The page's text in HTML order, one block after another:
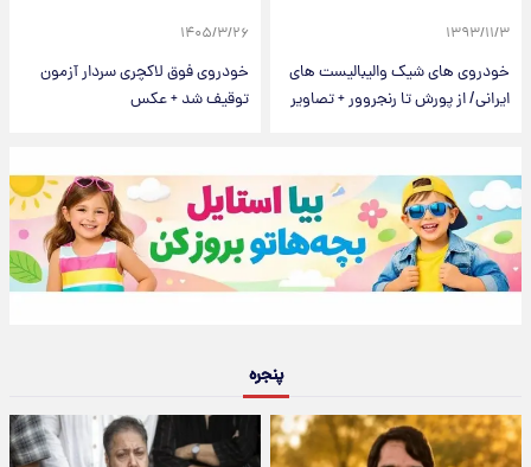
۱۳۹۳/۱۱/۳
خودروی های شیک والیبالیست های
ایرانی/ از پورش تا رنجروور + تصاوير
۱۴۰۵/۳/۲۶
خودروی فوق لاکچری سردار آزمون
توقیف شد + عکس
پنجره